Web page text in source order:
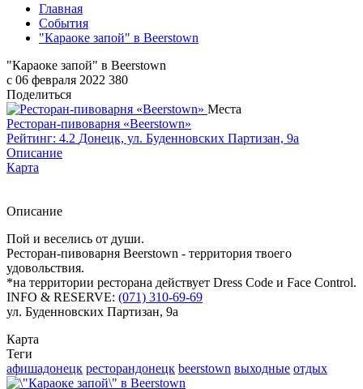
Главная
События
​"Караоке запой" в Beerstown
​"Караоке запой" в Beerstown
c 06 февраля 2022 380
Поделиться
Места
Ресторан-пивоварня «Beerstown»
Рейтинг: 4.2 Донецк, ул. Буденновских Партизан, 9а
Описание
Карта
Описание
Пой и веселись от души.
Ресторан-пивоварня Beerstown - территория твоего
удовольствия.
*на территории ресторана действует Dress Code и Face Control.
INFO & RESERVE: (071) 310-69-69
ул. Буденновских Партизан, 9а
Карта
Теги
афишадонецк ресторандонецк beerstown выходные отдых